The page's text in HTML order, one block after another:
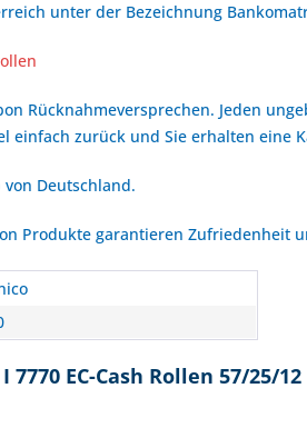
unter der Bezeichnung
Rücknahmeversprechen. Jeden
einfach zurück und Sie erhalten eine
Deutschland.
Produkte garantieren Zufriedenheit
EC-Cash Rollen 57/25/